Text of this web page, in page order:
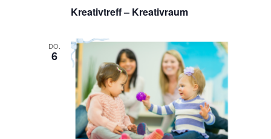
e
n
S
h
t
e
n
Kreativtreff – Kreativraum
DO.
6